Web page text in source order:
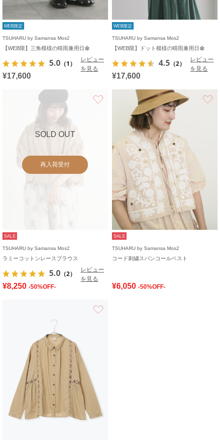
WEB限定
TSUHARU by Samansa Mos2
【WEB限】三角模様の晴雨兼用日傘
5.0 （1）
レビュー
を見る
¥17,600
WEB限定
TSUHARU by Samansa Mos2
【WEB限】ドット模様の晴雨兼用日傘
4.5 （2）
レビュー
を見る
¥17,600
SOLD OUT
再入荷受付
お気に入り
SALE
TSUHARU by Samansa Mos2
ラミーコットンレースブラウス
5.0 （2）
レビュー
を見る
¥8,250 -50%OFF-
SALE
TSUHARU by Samansa Mos2
コード刺繍スパンコールベスト
¥6,050 -50%OFF-